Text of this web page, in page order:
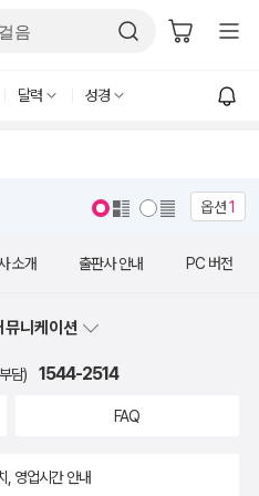
달력 성경
옵션1
소개 출판사 안내 PC 버전
니케이션
담) 1544-2514
FAQ
, 영업시간 안내